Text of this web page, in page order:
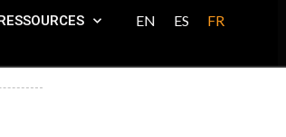
EN ES FR